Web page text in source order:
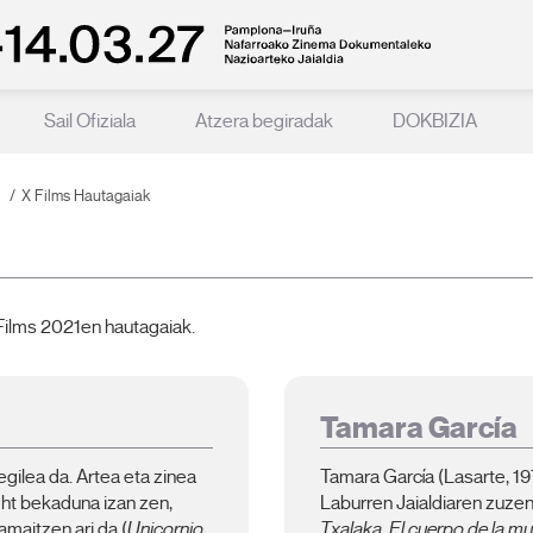
Sail Ofiziala Atzera begiradak DOKBIZIA
X Films Hautagaiak
2021en hautagaiak.
da. Artea eta zinea
bekaduna izan zen,
Tamara García
Tamara García (Lasarte,
Laburren Jaialdiaren